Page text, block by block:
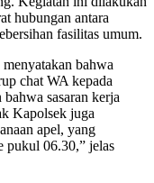
hubungan antara
fasilitas umum.
bahwa
chat WA kepada
sasaran kerja
Kapolsek juga
apel, yang
pukul 06.30,” jelas